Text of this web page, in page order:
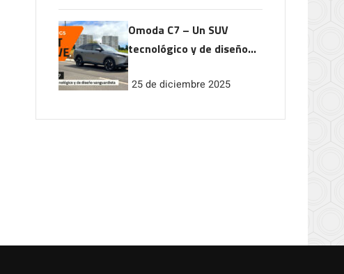
Omoda C7 – Un SUV
tecnológico y de diseño
25 de diciembre 2025